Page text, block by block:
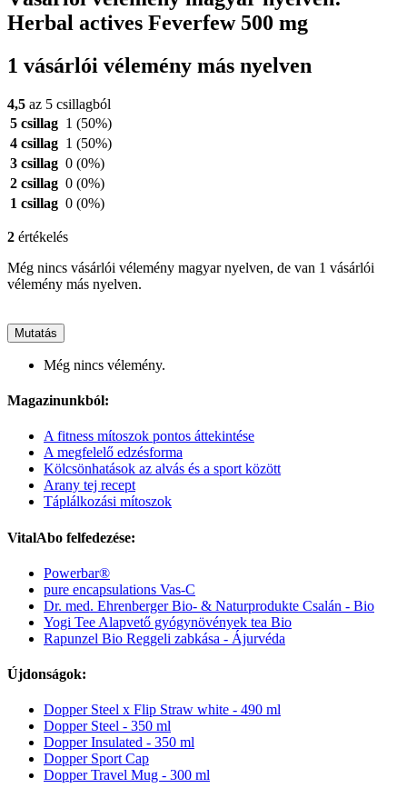
Herbal actives Feverfew 500 mg
1 vásárlói vélemény más nyelven
4,5 az 5 csillagból
5 csillag 1 (50%)
4 csillag 1 (50%)
3 csillag 0 (0%)
2 csillag 0 (0%)
1 csillag 0 (0%)
2 értékelés
Még nincs vásárlói vélemény magyar nyelven, de van 1 vásárlói
vélemény más nyelven.
Mutatás
Még nincs vélemény.
Magazinunkból:
A fitness mítoszok pontos áttekintése
A megfelelő edzésforma
Kölcsönhatások az alvás és a sport között
Arany tej recept
Táplálkozási mítoszok
VitalAbo felfedezése:
Powerbar®
pure encapsulations Vas-C
Dr. med. Ehrenberger Bio- & Naturprodukte Csalán - Bio
Yogi Tee Alapvető gyógynövények tea Bio
Rapunzel Bio Reggeli zabkása - Ájurvéda
Újdonságok:
Dopper Steel x Flip Straw white - 490 ml
Dopper Steel - 350 ml
Dopper Insulated - 350 ml
Dopper Sport Cap
Dopper Travel Mug - 300 ml